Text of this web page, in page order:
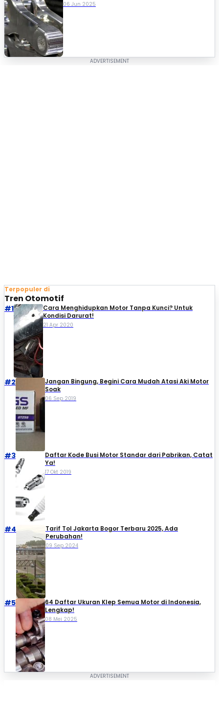
06 Jun 2025
Terpopuler di
Tren Otomotif
#1
Cara Menghidupkan Motor Tanpa Kunci? Untuk
Kondisi Darurat!
21 Apr 2020
#2
Jangan Bingung, Begini Cara Mudah Atasi Aki Motor
Soak
06 Sep 2019
#3
Daftar Kode Busi Motor Standar dari Pabrikan, Catat
Ya!
17 Okt 2019
#4
Tarif Tol Jakarta Bogor Terbaru 2025, Ada
Perubahan!
09 Sep 2024
#5
64 Daftar Ukuran Klep Semua Motor di Indonesia,
Lengkap!
08 Mei 2025